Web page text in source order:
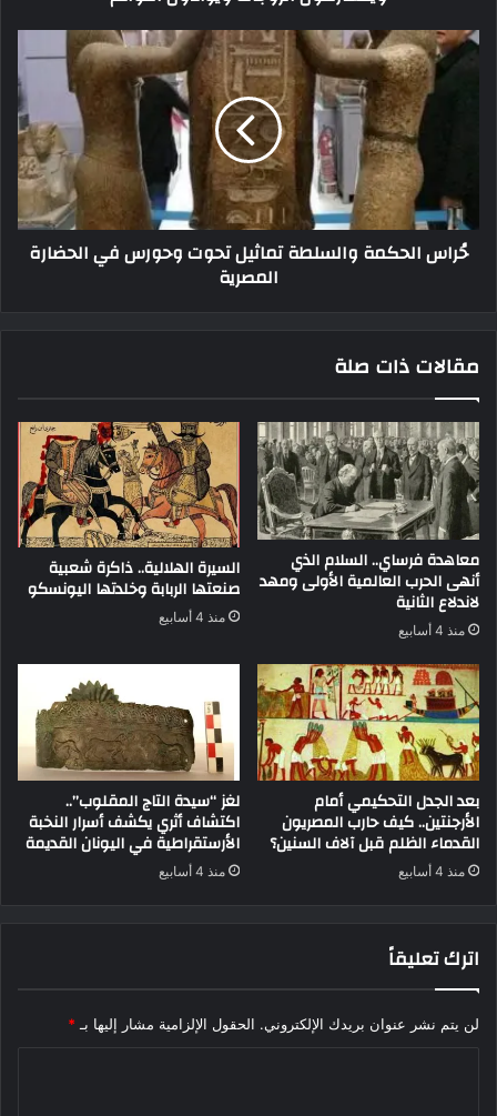
حُراس الحكمة والسلطة تماثيل تحوت وحورس في الحضارة
المصرية
مقالات ذات صلة
معاهدة فرساي.. السلام الذي
أنهى الحرب العالمية الأولى ومهد
لاندلاع الثانية
منذ 4 أسابيع
السيرة الهلالية.. ذاكرة شعبية
صنعتها الربابة وخلدتها اليونسكو
منذ 4 أسابيع
بعد الجدل التحكيمي أمام
الأرجنتين.. كيف حارب المصريون
القدماء الظلم قبل آلاف السنين؟
منذ 4 أسابيع
لغز “سيدة التاج المقلوب”..
اكتشاف أثري يكشف أسرار النخبة
الأرستقراطية في اليونان القديمة
منذ 4 أسابيع
اترك تعليقاً
لن يتم نشر عنوان بريدك الإلكتروني. الحقول الإلزامية مشار إليها بـ *